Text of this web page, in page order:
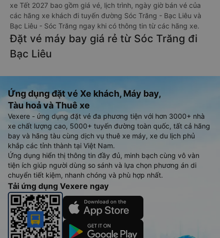
xe Tết 2027 bao gồm giá vé, lịch trình, ngày giờ bán vé của
các hãng xe khách đi tuyến đường Sóc Trăng - Bạc Liêu và
Bạc Liêu - Sóc Trăng ngay khi có thông tin từ các hãng xe.
Đặt vé máy bay giá rẻ từ Sóc Trăng đi
Bạc Liêu
Ứng dụng đặt vé Xe khách, Máy bay,
Tàu hoả và Thuê xe
Vexere - ứng dụng đặt vé đa phương tiện với hơn 3000+ nhà
xe chất lượng cao, 5000+ tuyến đường toàn quốc, tất cả hãng
bay và hãng tàu cùng dịch vụ thuê xe máy, xe du lịch phủ
khắp các tỉnh thành tại Việt Nam.
Ứng dụng hiển thị thông tin đầy đủ, minh bạch cùng vô vàn
tiện ích giúp người dùng so sánh và lựa chọn phương án di
chuyển tiết kiệm, nhanh chóng và phù hợp nhất.
Tải ứng dụng Vexere ngay